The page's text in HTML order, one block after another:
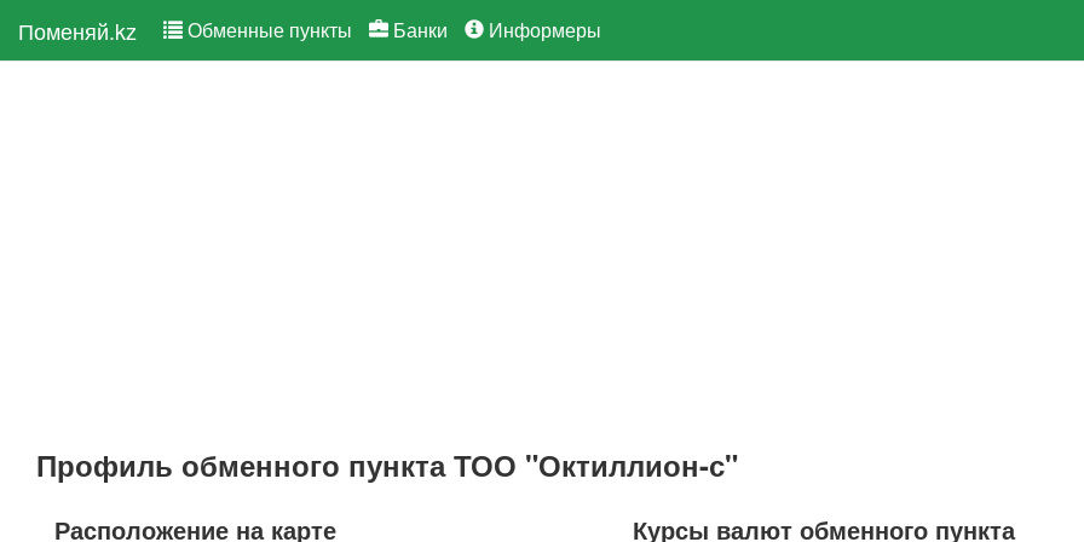
Поменяй.kz Обменные пункты Банки Информеры
Профиль обменного пункта ТОО "Октиллион-с"
Расположение на карте Курсы валют обменного пункта